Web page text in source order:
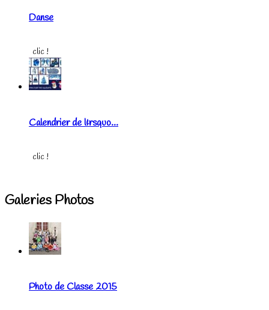
Danse
clic !
Calendrier de l&rsquo...
clic !
Galeries Photos
Photo de Classe 2015